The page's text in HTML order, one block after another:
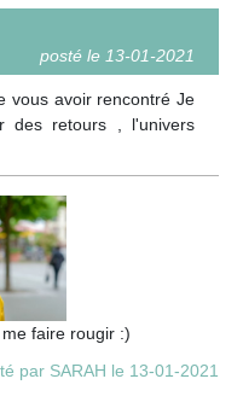
posté le 13-01-2021
vous avoir rencontré Je
des retours , l'univers
faire rougir :)
par SARAH le 13-01-2021